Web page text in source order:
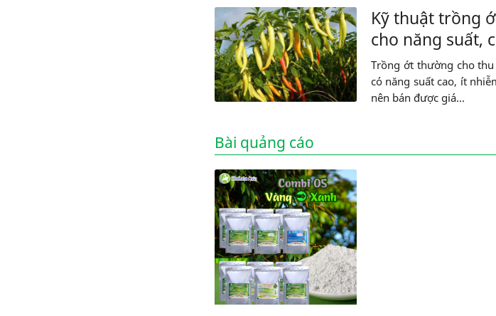
Kỹ thuật trồng
cho năng suất,
Trồng ớt thường cho
có năng suất cao, ít
nên bán được giá...
Bài quảng cáo